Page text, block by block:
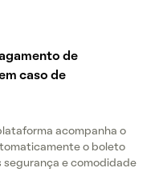
de
caso de
acompanha o
o boleto
segurança e comodidade